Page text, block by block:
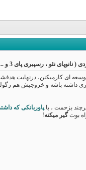
نئو ، رسپبری پای 3 و ...)
ای کارمیکنن، درنهایت
داشته باشه و خروجیش هم
بزحمت ، با پاوربانکی که
بوتگیر میکنه!